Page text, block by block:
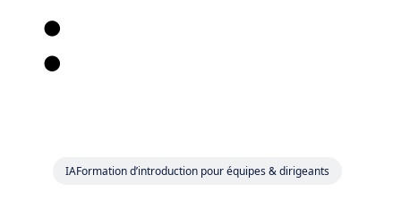
:
IAFormation d’introduction pour équipes & dirigeants